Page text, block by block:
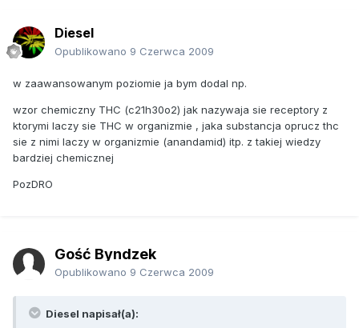
Diesel
Opublikowano 9 Czerwca 2009
w zaawansowanym poziomie ja bym dodal np.
wzor chemiczny THC (c21h30o2) jak nazywaja sie receptory z
ktorymi laczy sie THC w organizmie , jaka substancja oprucz thc
sie z nimi laczy w organizmie (anandamid) itp. z takiej wiedzy
bardziej chemicznej
PozDRO
Gość Byndzek
Opublikowano 9 Czerwca 2009
Diesel napisał(a):